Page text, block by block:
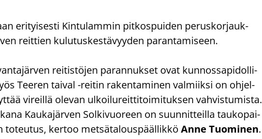
eri­tyi­ses­ti Kin­tu­lam­min pit­kos­pui­den pe­rus­kor­jauk­
reit­tien ku­lu­tus­kes­tä­vyy­den pa­ran­ta­mi­seen.
rei­tis­tö­jen pa­ran­nuk­set ovat kun­nos­sa­pi­dol­li­
Tee­ren tai­val -​reitin ra­ken­ta­mi­nen val­miik­si on oh­jel­
vi­reil­lä ole­van ul­koi­lu­reit­ti­toi­mi­tuk­sen vah­vis­tu­mis­ta.
Kau­ka­jär­ven Sol­ki­vuo­reen on suun­nit­teil­la tau­ko­pai­
to­teu­tus, ker­too met­sä­ta­lous­pääl­lik­kö Anne Tuo­mi­nen.